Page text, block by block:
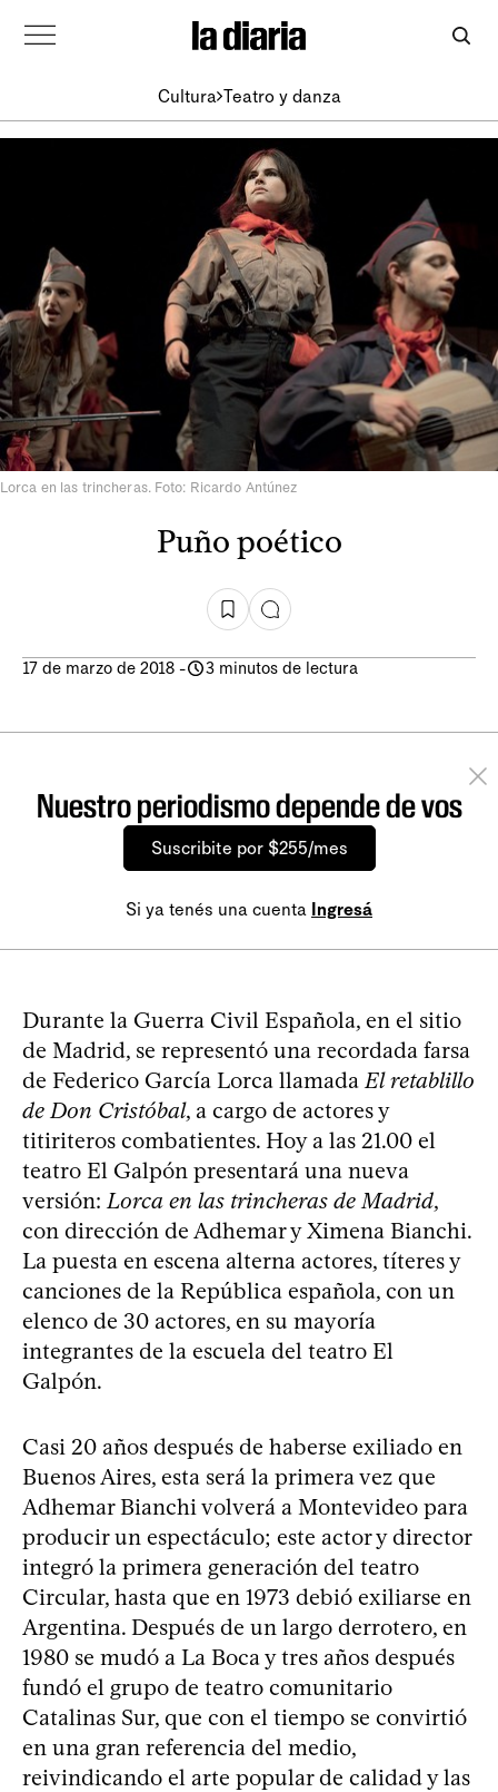
Cultura Teatro y danza
Lorca en las trincheras. Foto: Ricardo Antúnez
Puño poético
17 de marzo de 2018 - 3 minutos de lectura
Nuestro periodismo depende de vos
Suscribite por $255/mes
Si ya tenés una cuenta Ingresá
Durante la Guerra Civil Española, en el sitio
de Madrid, se representó una recordada farsa
de Federico García Lorca llamada El retablillo
de Don Cristóbal, a cargo de actores y
titiriteros combatientes. Hoy a las 21.00 el
teatro El Galpón presentará una nueva
versión: Lorca en las trincheras de Madrid,
con dirección de Adhemar y Ximena Bianchi.
La puesta en escena alterna actores, títeres y
canciones de la República española, con un
elenco de 30 actores, en su mayoría
integrantes de la escuela del teatro El
Galpón.
Casi 20 años después de haberse exiliado en
Buenos Aires, esta será la primera vez que
Adhemar Bianchi volverá a Montevideo para
producir un espectáculo; este actor y director
integró la primera generación del teatro
Circular, hasta que en 1973 debió exiliarse en
Argentina. Después de un largo derrotero, en
1980 se mudó a La Boca y tres años después
fundó el grupo de teatro comunitario
Catalinas Sur, que con el tiempo se convirtió
en una gran referencia del medio,
reivindicando el arte popular de calidad y las